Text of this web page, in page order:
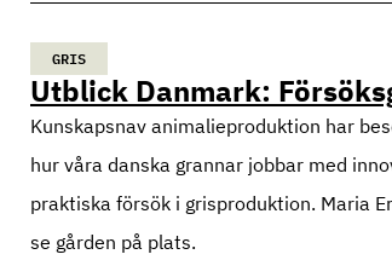
GRIS
Utblick Danmark:
Kunskapsnav animalieproduktion har
hur våra danska grannar jobbar med
praktiska försök i grisproduktion. Maria
se gården på plats.